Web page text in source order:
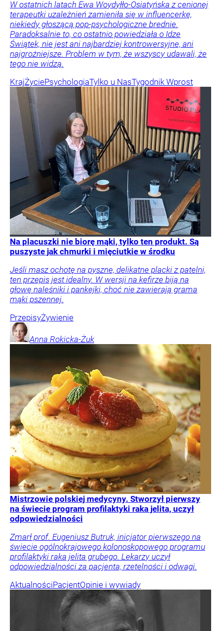
W ostatnich latach Ewa Woydyłło-Osiatyńska z cenionej
terapeutki uzależnień zamieniła się w influencerkę,
niekiedy głoszącą pop-psychologiczne brednie.
Paradoksalnie to, co ostatnio powiedziała o Idze
Świątek, nie jest ani najbardziej kontrowersyjne, ani
najgroźniejsze. Problem w tym, że wszyscy udawali, że
tego nie widzą.
KrajŻyciePsychologiaTylko u NasTygodnik Wprost
Na placuszki nie biorę mąki, tylko ten produkt. Są
puszyste jak chmurki i mięciutkie w środku
Jeśli masz ochotę na pyszne, delikatne placki z patelni,
ten przepis jest idealny. W wersji na kefirze biją na
głowę naleśniki i pankejki, choć nie zawierają grama
mąki pszennej.
PrzepisyŻywienie
Anna Rokicka-Żuk
Mistrzowie polskiej medycyny. Stworzył pierwszy
na świecie program profilaktyki raka jelita, uczył
odpowiedzialności
Zmarł prof. Eugeniusz Butruk, inicjator pierwszego na
świecie ogólnokrajowego kolonoskopowego programu
profilaktyki raka jelita grubego. Lekarzy uczył
odpowiedzialności za pacjenta, rzetelności i odwagi.
AktualnościPacjentOpinie i wywiady